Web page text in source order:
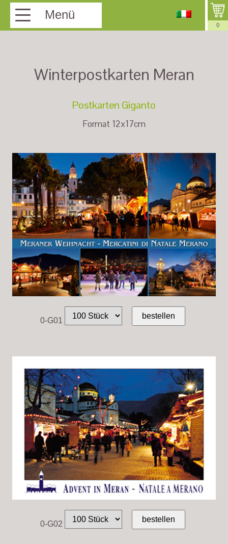
Menü
0
Winterpostkarten Meran
Postkarten Giganto
Format 12x17cm
0-G01
0-G02